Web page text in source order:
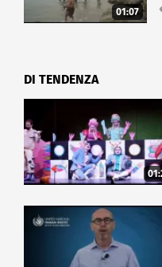
01:07
DI TENDENZA